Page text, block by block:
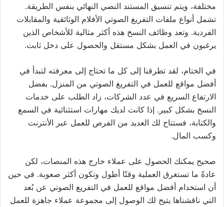
مختلفة، ويتم تنسيق المستند النصي النهائي بنفس الطريقة.
تشمل أنواع ملفات التفريغ الصوتي الأفلام الوثائقية والمقابلات
الفردية. وتعد وظائف النسخ هذه أكثر مثالية للأشخاص الذين
يرغبون في العمل بشكل مستقل والحصول على دخل ثابت.
في الختام، لقد تطرقنا إلى كل ما تحتاج إلى معرفته لتبدأ في
أفضل مواقع للعمل في التفريغ الصوتي من المنزل. بفضل
الارتفاع السريع في عدد الشركات، زاد الطلب على خدمات
النسخ بشكل كبير. إذا كانت لديك مهارات استثنائية في السمع
والكتابة، فستتاح لك العديد من الفرص للعمل عبر الأنترنت
وكسب المال.
صحيح يمكنك الحصول على عملاء خارج هذه المنصات، لكن
عادةً ما تستغرق العملية وقتًا أطول وتكون أكثر صعوبة. في حين
أن استخدام أفضل مواقع للعمل في التفريغ الصوتي عن بُعد
التي ناقشناها يتيح لك الوصول إلى مجموعة عملاء جاهزة للعمل